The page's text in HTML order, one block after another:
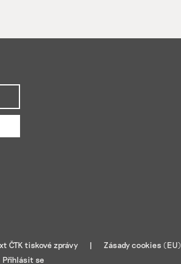
ČTK tiskové zprávy
Zásady cookies (EU)
Přihlásit se